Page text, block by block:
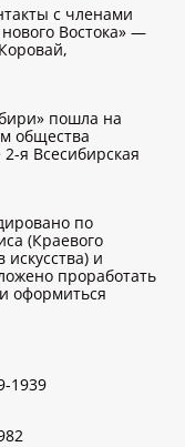
с членами
Востока» —
пошла на
общества
я Всесибирская
по
(Краевого
и
проработать
оформиться
1939